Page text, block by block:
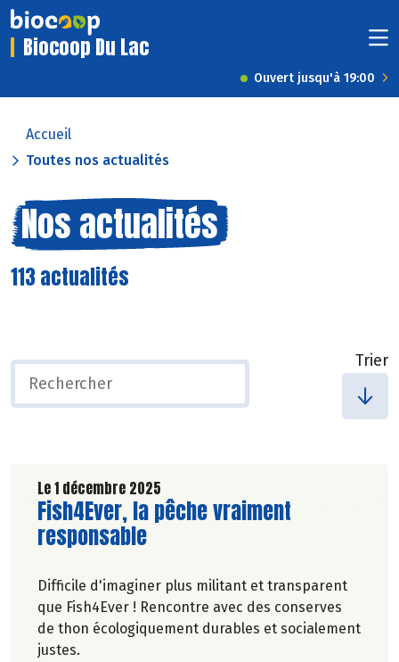
Biocoop Du Lac
Ouvert jusqu'à 19:00
Accueil
Toutes nos actualités
Nos actualités
113 actualités
Trier
Le 1 décembre 2025
Lire la suite de l'article
Fish4Ever, la pêche vraiment
responsable
Difficile d'imaginer plus militant et transparent
que Fish4Ever ! Rencontre avec des conserves
de thon écologiquement durables et socialement
justes.